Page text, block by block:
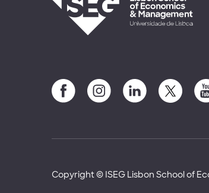
Copyright © ISEG Lisbon School of